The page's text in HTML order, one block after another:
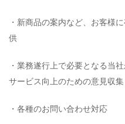
・新商品の案内など、お客様
供
・業務遂行上で必要となる当
サービス向上のための意見収集
・各種のお問い合わせ対応